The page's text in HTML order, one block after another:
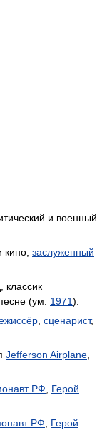
и военный
кино, заслуженный
классик
(ум. 1971).
, сценарист,
Jefferson Airplane,
РФ, Герой
РФ, Герой